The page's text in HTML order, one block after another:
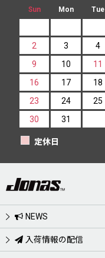
Sun Mon Tue
2
3 4
9
10 11
16
17 18
23
24 25
30
31
定休日
NEWS
入荷情報の配信